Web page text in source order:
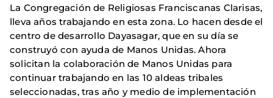
La Congregación de Religiosas Franciscanas Clarisas,
lleva años trabajando en esta zona. Lo hacen desde el
centro de desarrollo Dayasagar, que en su día se
construyó con ayuda de Manos Unidas. Ahora
solicitan la colaboración de Manos Unidas para
continuar trabajando en las 10 aldeas tribales
seleccionadas, tras año y medio de implementación